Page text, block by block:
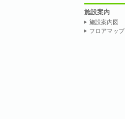
施設案内
施設案内図
フロアマップ